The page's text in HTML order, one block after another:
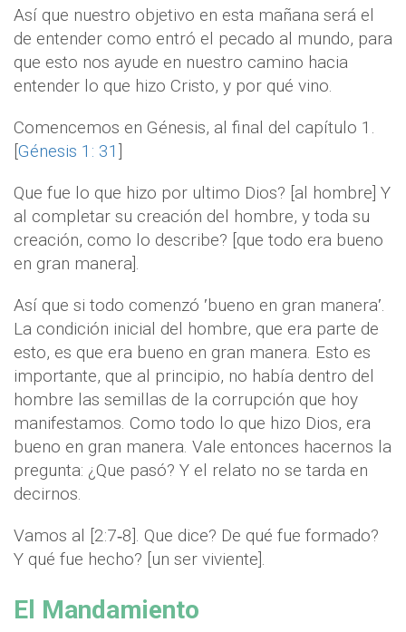
Así que nuestro objetivo en esta mañana será el
de entender como entró el pecado al mundo, para
que esto nos ayude en nuestro camino hacia
entender lo que hizo Cristo, y por qué vino.
Comencemos en Génesis, al final del capítulo 1.
[Génesis 1: 31 ]
Que fue lo que hizo por ultimo Dios? [al hombre] Y
al completar su creación del hombre, y toda su
creación, como lo describe? [que todo era bueno
en gran manera].
Así que si todo comenzó ʹbueno en gran maneraʹ.
La condición inicial del hombre, que era parte de
esto, es que era bueno en gran manera. Esto es
importante, que al principio, no había dentro del
hombre las semillas de la corrupción que hoy
manifestamos. Como todo lo que hizo Dios, era
bueno en gran manera. Vale entonces hacernos la
pregunta: ¿Que pasó? Y el relato no se tarda en
decirnos.
Vamos al [2:7‐8]. Que dice? De qué fue formado?
Y qué fue hecho? [un ser viviente].
El Mandamiento